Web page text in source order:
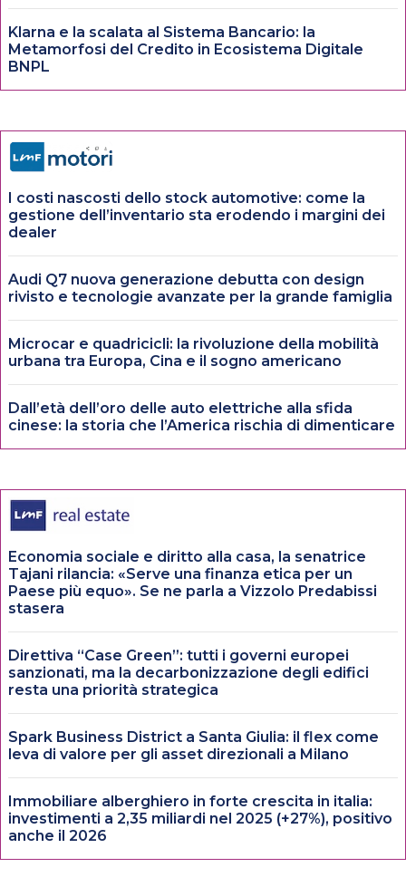
Klarna e la scalata al Sistema Bancario: la
Metamorfosi del Credito in Ecosistema Digitale
BNPL
I costi nascosti dello stock automotive: come la
gestione dell’inventario sta erodendo i margini dei
dealer
Audi Q7 nuova generazione debutta con design
rivisto e tecnologie avanzate per la grande famiglia
Microcar e quadricicli: la rivoluzione della mobilità
urbana tra Europa, Cina e il sogno americano
Dall’età dell’oro delle auto elettriche alla sfida
cinese: la storia che l’America rischia di dimenticare
Economia sociale e diritto alla casa, la senatrice
Tajani rilancia: «Serve una finanza etica per un
Paese più equo». Se ne parla a Vizzolo Predabissi
stasera
Direttiva “Case Green”: tutti i governi europei
sanzionati, ma la decarbonizzazione degli edifici
resta una priorità strategica
Spark Business District a Santa Giulia: il flex come
leva di valore per gli asset direzionali a Milano
Immobiliare alberghiero in forte crescita in italia:
investimenti a 2,35 miliardi nel 2025 (+27%), positivo
anche il 2026